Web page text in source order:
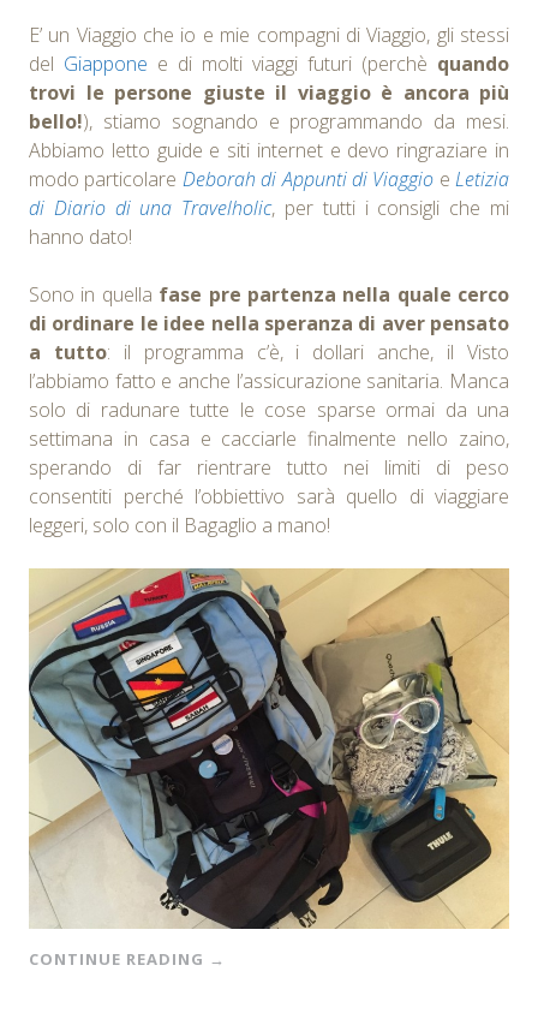
E’ un Viaggio che io e mie compagni di Viaggio, gli stessi
del Giappone e di molti viaggi futuri (perchè quando
trovi le persone giuste il viaggio è ancora più
bello!), stiamo sognando e programmando da mesi.
Abbiamo letto guide e siti internet e devo ringraziare in
modo particolare Deborah di Appunti di Viaggio e Letizia
di Diario di una Travelholic, per tutti i consigli che mi
hanno dato!
Sono in quella fase pre partenza nella quale cerco
di ordinare le idee nella speranza di aver pensato
a tutto: il programma c’è, i dollari anche, il Visto
l’abbiamo fatto e anche l’assicurazione sanitaria. Manca
solo di radunare tutte le cose sparse ormai da una
settimana in casa e cacciarle finalmente nello zaino,
sperando di far rientrare tutto nei limiti di peso
consentiti perché l’obbiettivo sarà quello di viaggiare
leggeri, solo con il Bagaglio a mano!
CONTINUE READING →